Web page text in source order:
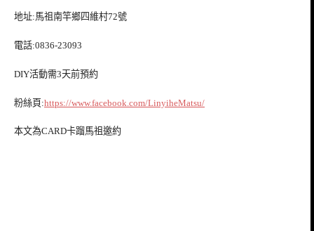
地址:馬祖南竿鄉四維村72號
電話:0836-23093
DIY活動需3天前預約
粉絲頁:https://www.facebook.com/LinyiheMatsu/
本文為CARD卡蹓馬祖邀約